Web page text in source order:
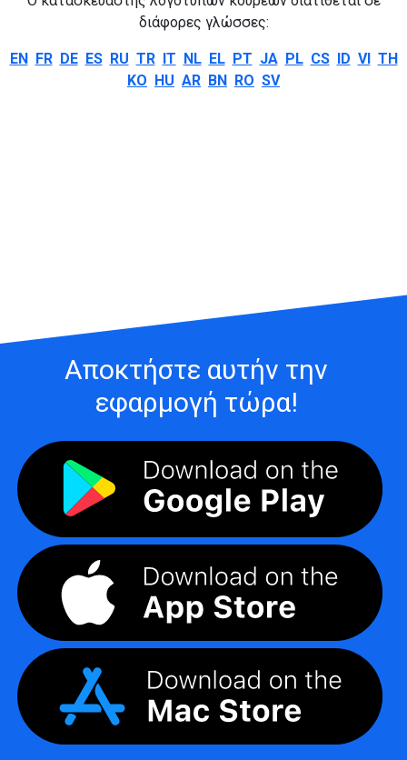
διάφορες γλώσσες:
EN FR DE ES RU TR IT NL EL PT JA PL CS ID VI TH
KO HU AR BN RO SV
Αποκτήστε αυτήν την
εφαρμογή τώρα!